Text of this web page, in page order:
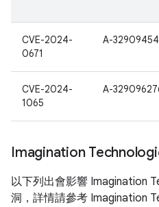
CVE-2024-
0671
A-
CVE-2024-
1065
A-
Imagination
以下列出會影響 Imagination
洞，詳情請參考 Imagination